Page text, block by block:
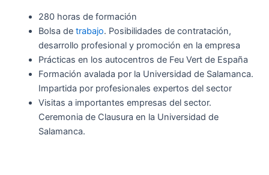
280 horas de formación
Bolsa de trabajo. Posibilidades de contratación,
desarrollo profesional y promoción en la empresa
Prácticas en los autocentros de Feu Vert de España
Formación avalada por la Universidad de Salamanca.
Impartida por profesionales expertos del sector
Visitas a importantes empresas del sector.
Ceremonia de Clausura en la Universidad de
Salamanca.